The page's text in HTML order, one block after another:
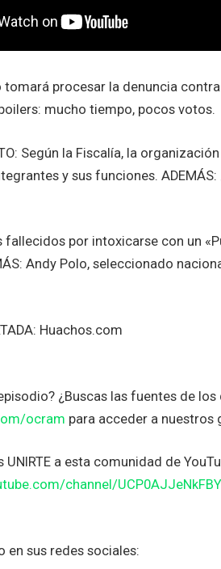
procesar la denuncia
mucho tiempo, pocos votos.
Según la Fiscalía, la
y sus funciones.
fallecidos por intoxicarse con un
Andy Polo, seleccionado
Huachos.com
¿Buscas las fuentes de
ocram para acceder a nuestros
UNIRTE a esta comunidad de
channel/
en sus redes sociales: